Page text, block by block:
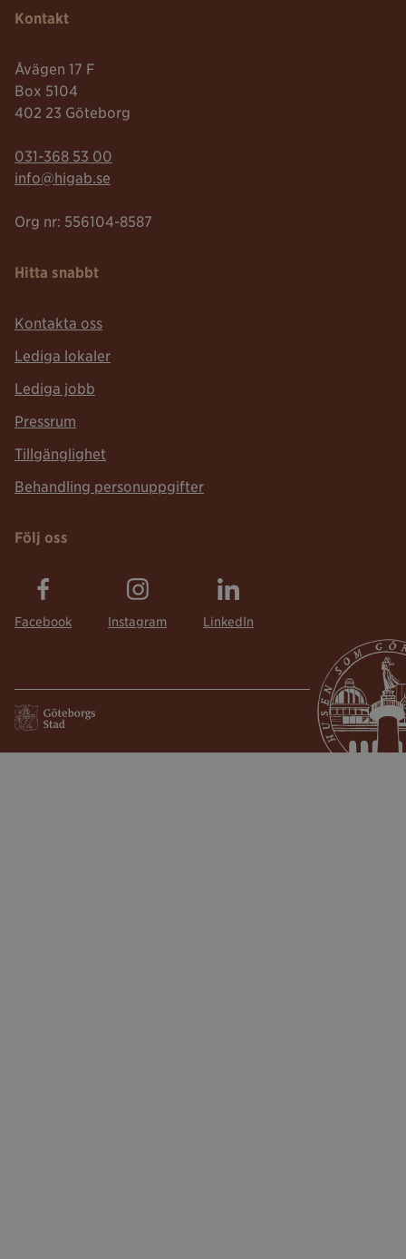
Kontakt
Åvägen 17 F
Box 5104
402 23 Göteborg
Telefonnummer:
031-368 53 00
Mailadress:
info@higab.se
Org nr: 556104-8587
Hitta snabbt
Kontakta oss
Lediga lokaler
Lediga jobb
Pressrum
Tillgänglighet
Behandling personuppgifter
Följ oss
Facebook Instagram LinkedIn